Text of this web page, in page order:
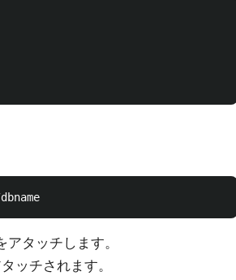
タッチします。
ッチされます。